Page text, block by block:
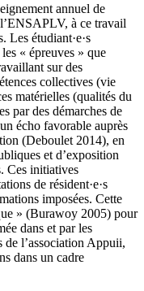
annuel de
à ce travail
Les étudiant·e·s
« épreuves » que
sur des
collectives (vie
matérielles (qualités du
par des démarches de
écho favorable auprès
(Deboulet 2014), en
et d’exposition
Ces initiatives
de résident·e·s
imposées. Cette
» (Burawoy 2005) pour
dans et par les
de l’association Appuii,
dans un cadre